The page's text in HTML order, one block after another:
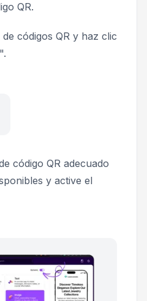
QR.
códigos QR y haz clic
código QR adecuado
y active el